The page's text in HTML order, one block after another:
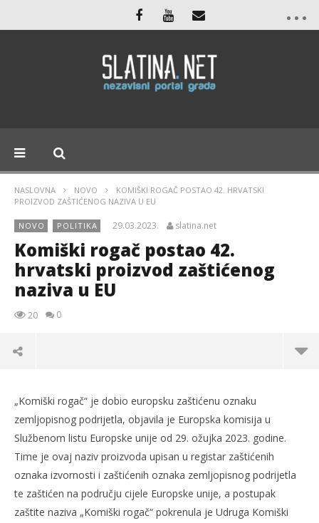
NASLOVNA NOVO
KOMIŠKI ROGAČ POSTAO 42. HRVATSKI
PROIZVOD ZAŠTIĆENOG NAZIVA U EU
NOVO POLITIKA 29.03.2023. slatina.net
Komiški rogač postao 42.
hrvatski proizvod zaštićenog
naziva u EU
20 0
„Komiški rogač“ je dobio europsku zaštićenu oznaku
zemljopisnog podrijetla, objavila je Europska komisija u
Službenom listu Europske unije od 29. ožujka 2023. godine.
Time je ovaj naziv proizvoda upisan u registar zaštićenih
oznaka izvornosti i zaštićenih oznaka zemljopisnog podrijetla
te zaštićen na području cijele Europske unije, a postupak
zaštite naziva „Komiški rogač“ pokrenula je Udruga Komiški